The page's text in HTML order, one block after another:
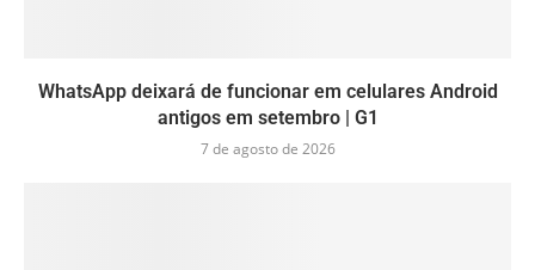
WhatsApp deixará de funcionar em celulares Android
antigos em setembro | G1
7 de agosto de 2026